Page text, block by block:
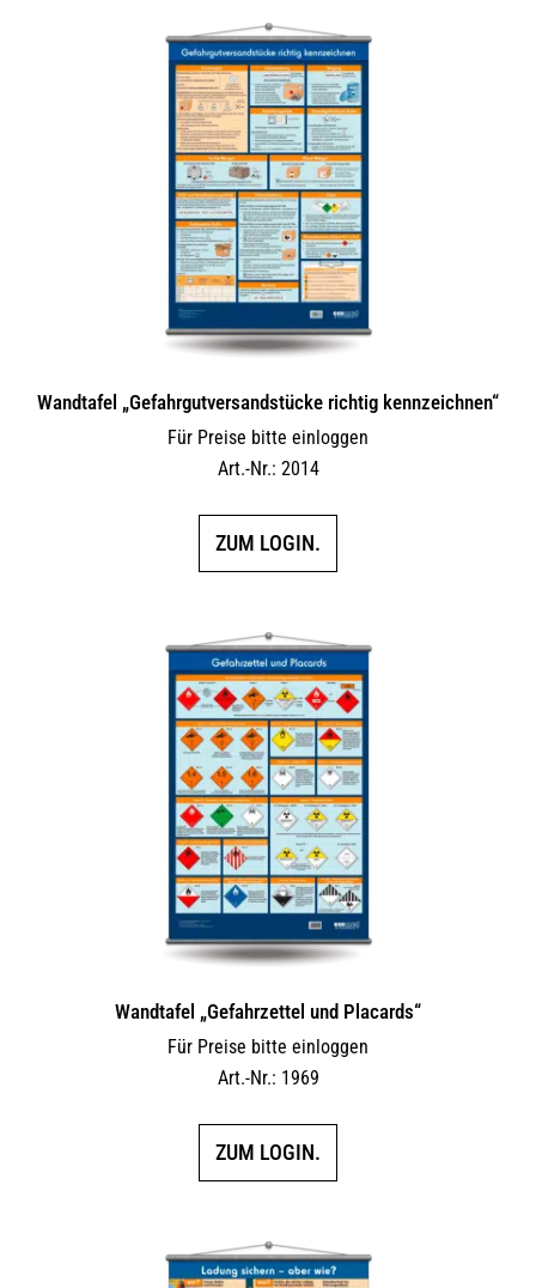
Wandtafel „Gefahrgutversandstücke richtig kennzeichnen“
Für Preise bitte einloggen
Art.-Nr.: 2014
ZUM LOGIN.
Wandtafel „Gefahrzettel und Placards“
Für Preise bitte einloggen
Art.-Nr.: 1969
ZUM LOGIN.